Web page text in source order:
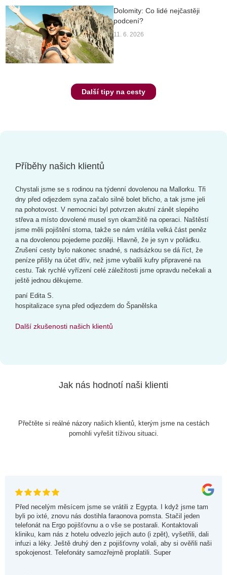
Dolomity: Co lidé nejčastěji
podcení?
11. 6. 2026
Další tipy na cesty
Příběhy našich klientů
Chystali jsme se s rodinou na týdenní dovolenou na Mallorku. Tři
dny před odjezdem syna začalo silně bolet břicho, a tak jsme jeli
na pohotovost. V nemocnici byl potvrzen akutní zánět slepého
střeva a místo dovolené musel syn okamžitě na operaci. Naštěstí
jsme měli pojištění storna, takže se nám vrátila velká část peněz
a na dovolenou pojedeme později. Hlavně, že je syn v pořádku.
Zrušení cesty bylo nakonec snadné, s nadsázkou se dá říct, že
peníze přišly na účet dřív, než jsme vybalili kufry připravené na
cestu. Tak rychlé vyřízení celé záležitosti jsme opravdu nečekali a
ještě jednou děkujeme.
paní Edita S.
hospitalizace syna před odjezdem do Španělska
Další zkušenosti našich klientů
Jak nás hodnotí naši klienti
Přečtěte si reálné názory našich klientů, kterým jsme na cestách
pomohli vyřešit tíživou situaci.
Před necelým měsícem jsme se vrátili z Egypta. I když jsme tam
byli po ixté, znovu nás dostihla faraonova pomsta. Stačil jeden
telefonát na Ergo pojišťovnu a o vše se postarali. Kontaktovali
kliniku, kam nás z hotelu odvezlo jejich auto (i zpět), vyšetřili, dali
infuzi a léky. Ještě druhý den z pojišťovny volali, aby si ověřili naši
spokojenost. Telefonáty samozřejmě proplatili. Super